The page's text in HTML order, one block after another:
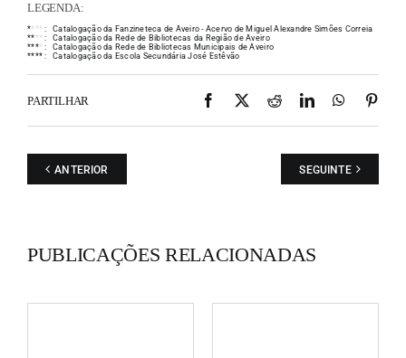
LEGENDA:
** * * :
Catalogação da Fanzineteca de Aveiro - Acervo de Miguel Alexandre Simões Correia
** * * :
Catalogação da Rede de Bibliotecas da Região de Aveiro
**** :
Catalogação da Rede de Bibliotecas Municipais de Aveiro
**** : Catalogação da Escola Secundária José Estêvão
PARTILHAR Facebook
X RedditLinkedIn
ANTERIOR SEGUINTE
PUBLICAÇÕES RELACIONADAS